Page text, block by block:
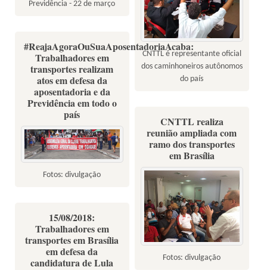
Previdência - 22 de março
CNTTL é representante oficial
dos caminhoneiros autônomos
do país
#ReajaAgoraOuSuaAposentadoriaAcaba:
Trabalhadores em
transportes realizam
atos em defesa da
aposentadoria e da
Previdência em todo o
país
Fotos: divulgação
CNTTL realiza
reunião ampliada com
ramo dos transportes
em Brasília
Fotos: divulgação
15/08/2018:
Trabalhadores em
transportes em Brasília
em defesa da
candidatura de Lula